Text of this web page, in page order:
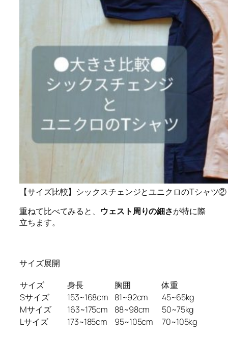
【サイズ比較】シックスチェンジとユニクロのTシャツ②
重ねて比べてみると、 ウェスト周りの細さが特に際
立ちます。
サイズ展開
サイズ
身長 胸囲
体重
Sサイズ
153~168cm 81~92cm
45~65kg
Mサイズ
163~175cm 88~98cm
50~75kg
Lサイズ
173~185cm 95~105cm
70~105kg